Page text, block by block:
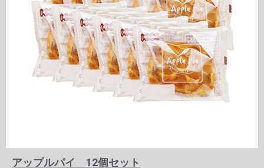
アップルパイ 12個セット